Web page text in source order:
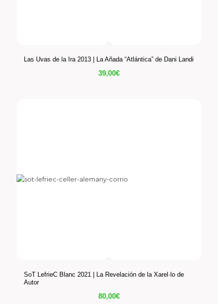
Las Uvas de la Ira 2013 | La Añada “Atlántica” de Dani Landi
39,00€
SoT LefrieC Blanc 2021 | La Revelación de la Xarel·lo de
Autor
80,00€